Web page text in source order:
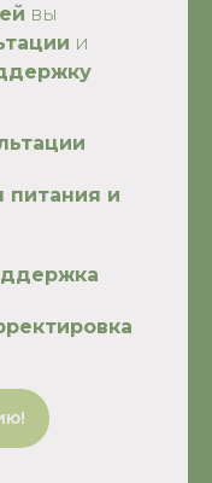
вы
и
питания и